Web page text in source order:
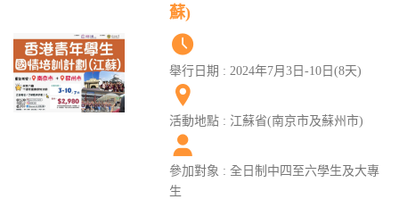
蘇)
舉行日期 : 2024年7月3日-10日(8天)
活動地點 : 江蘇省(南京市及蘇州市)
參加對象 : 全日制中四至六學生及大專
生